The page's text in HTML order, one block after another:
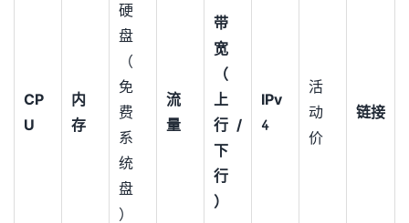
CP
U
内
存
硬
盘
（
免
费
系
统
盘
）
流
量
带
宽
（
上
行/
下
行
）
IPv
4
活
动
价
链接